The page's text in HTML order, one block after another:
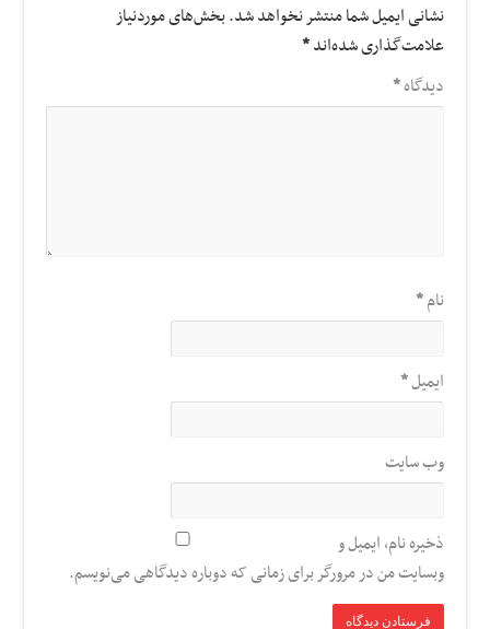
نشانی ایمیل شما منتشر نخواهد شد.بخش‌های موردنیاز
علامت‌گذاری شده‌اند*
دیدگاه*
نام*
ایمیل*
وب‌ سایت
ذخیره نام، ایمیل و
وبسایت من در مرورگر برای زمانی که دوباره دیدگاهی می‌نویسم.